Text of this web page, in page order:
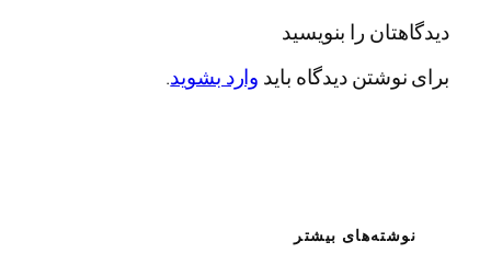
را بنویسید
دیدگاه بایدوارد بشوید.
بیشتر